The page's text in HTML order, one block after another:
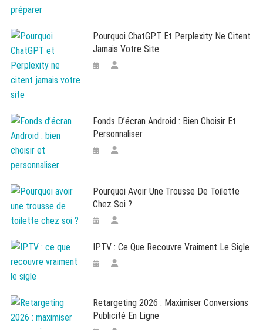
Pourquoi ChatGPT Et Perplexity Ne Citent
Jamais Votre Site
Fonds D’écran Android : Bien Choisir Et
Personnaliser
Pourquoi Avoir Une Trousse De Toilette
Chez Soi ?
IPTV : Ce Que Recouvre Vraiment Le Sigle
Retargeting 2026 : Maximiser Conversions
Publicité En Ligne